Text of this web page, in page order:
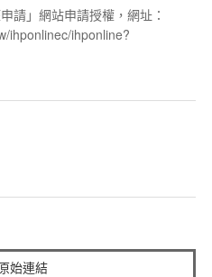
請」網站申請授權，網址：
ihponlinec/ihponline?
始連結